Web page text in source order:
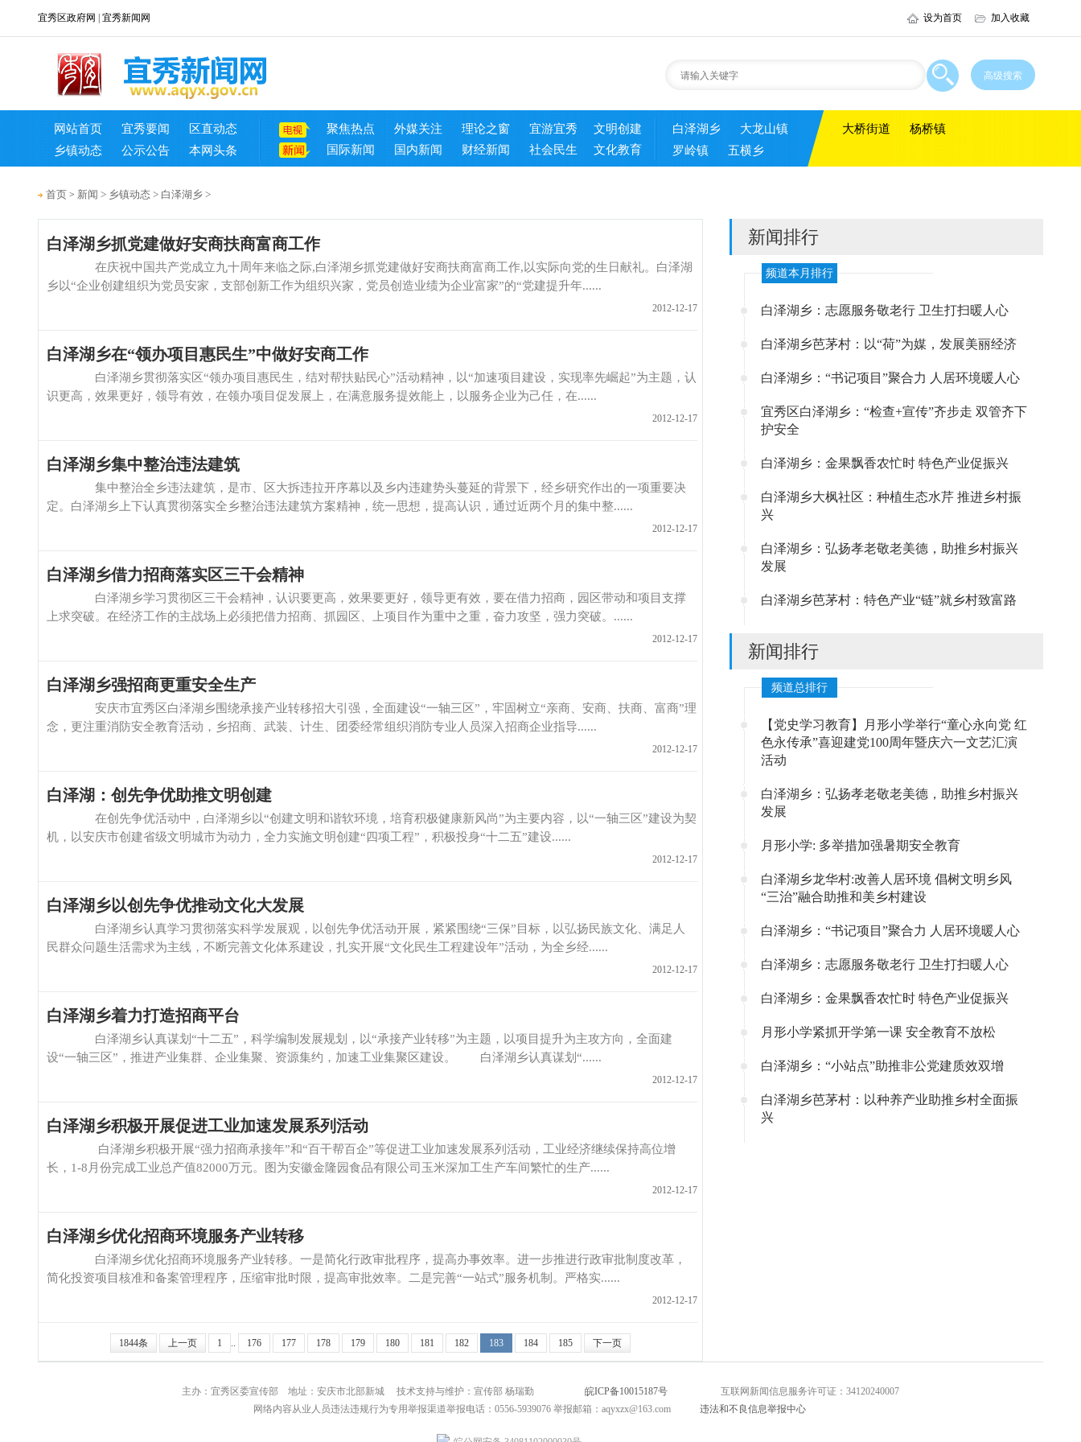
宜秀区政府网 宜秀新闻网 设为首页 加入收藏
网站首页 宜秀要闻
区直动态
乡镇动态
公示公告 本网头条
聚焦热点 外媒关注 理论之窗 宜游宜秀
文明创建
国际新闻
国内新闻 财经新闻 社会民生 文化教育
白泽湖乡
大龙山镇
罗岭镇
五横乡
大桥街道 杨桥镇
首页 > 新闻 > 乡镇动态 > 白泽湖乡 >
白泽湖乡抓党建做好安商扶商富商工作
在庆祝中国共产党成立九十周年来临之际,白泽湖乡抓党建做好安商扶商富商工作,以实际向党的生日献礼。白泽湖
乡以“企业创建组织为党员安家，支部创新工作为组织兴家，党员创造业绩为企业富家”的“党建提升年......
2012-12-17
白泽湖乡在“领办项目惠民生”中做好安商工作
白泽湖乡贯彻落实区“领办项目惠民生，结对帮扶贴民心”活动精神，以“加速项目建设，实现率先崛起”为主题，认
识更高，效果更好，领导有效，在领办项目促发展上，在满意服务提效能上，以服务企业为己任，在......
2012-12-17
白泽湖乡集中整治违法建筑
集中整治全乡违法建筑，是市、区大拆违拉开序幕以及乡内违建势头蔓延的背景下，经乡研究作出的一项重要决
定。白泽湖乡上下认真贯彻落实全乡整治违法建筑方案精神，统一思想，提高认识，通过近两个月的集中整......
2012-12-17
白泽湖乡借力招商落实区三干会精神
白泽湖乡学习贯彻区三干会精神，认识要更高，效果要更好，领导更有效，要在借力招商，园区带动和项目支撑
上求突破。在经济工作的主战场上必须把借力招商、抓园区、上项目作为重中之重，奋力攻坚，强力突破。......
2012-12-17
白泽湖乡强招商更重安全生产
安庆市宜秀区白泽湖乡围绕承接产业转移招大引强，全面建设“一轴三区”，牢固树立“亲商、安商、扶商、富商”理
念，更注重消防安全教育活动，乡招商、武装、计生、团委经常组织消防专业人员深入招商企业指导......
2012-12-17
白泽湖：创先争优助推文明创建
在创先争优活动中，白泽湖乡以“创建文明和谐软环境，培育积极健康新风尚”为主要内容，以“一轴三区”建设为契
机，以安庆市创建省级文明城市为动力，全力实施文明创建“四项工程”，积极投身“十二五”建设......
2012-12-17
白泽湖乡以创先争优推动文化大发展
白泽湖乡认真学习贯彻落实科学发展观，以创先争优活动开展，紧紧围绕“三保”目标，以弘扬民族文化、满足人
民群众问题生活需求为主线，不断完善文化体系建设，扎实开展“文化民生工程建设年”活动，为全乡经......
2012-12-17
白泽湖乡着力打造招商平台
白泽湖乡认真谋划“十二五”，科学编制发展规划，以“承接产业转移”为主题，以项目提升为主攻方向，全面建
设“一轴三区”，推进产业集群、企业集聚、资源集约，加速工业集聚区建设。 白泽湖乡认真谋划“......
2012-12-17
白泽湖乡积极开展促进工业加速发展系列活动
白泽湖乡积极开展“强力招商承接年”和“百干帮百企”等促进工业加速发展系列活动，工业经济继续保持高位增
长，1-8月份完成工业总产值82000万元。图为安徽金隆园食品有限公司玉米深加工生产车间繁忙的生产......
2012-12-17
白泽湖乡优化招商环境服务产业转移
白泽湖乡优化招商环境服务产业转移。一是简化行政审批程序，提高办事效率。进一步推进行政审批制度改革，
简化投资项目核准和备案管理程序，压缩审批时限，提高审批效率。二是完善“一站式”服务机制。严格实......
2012-12-17
1844条 上一页 1 .. 176 177 178 179 180 181 182 183 184 185 下一页
新闻排行
频道本月排行
白泽湖乡：志愿服务敬老行 卫生打扫暖人心
白泽湖乡芭茅村：以“荷”为媒，发展美丽经济
白泽湖乡：“书记项目”聚合力 人居环境暖人心
宜秀区白泽湖乡：“检查+宣传”齐步走 双管齐下
护安全
白泽湖乡：金果飘香农忙时 特色产业促振兴
白泽湖乡大枫社区：种植生态水芹 推进乡村振
兴
白泽湖乡：弘扬孝老敬老美德，助推乡村振兴
发展
白泽湖乡芭茅村：特色产业“链”就乡村致富路
新闻排行
频道总排行
【党史学习教育】月形小学举行“童心永向党 红
色永传承”喜迎建党100周年暨庆六一文艺汇演
活动
白泽湖乡：弘扬孝老敬老美德，助推乡村振兴
发展
月形小学: 多举措加强暑期安全教育
白泽湖乡龙华村:改善人居环境 倡树文明乡风
“三治”融合助推和美乡村建设
白泽湖乡：“书记项目”聚合力 人居环境暖人心
白泽湖乡：志愿服务敬老行 卫生打扫暖人心
白泽湖乡：金果飘香农忙时 特色产业促振兴
月形小学紧抓开学第一课 安全教育不放松
白泽湖乡：“小站点”助推非公党建质效双增
白泽湖乡芭茅村：以种养产业助推乡村全面振
兴
主办：宜秀区委宣传部 地址：安庆市北部新城 技术支持与维护：宣传部 杨瑞勤 皖ICP备10015187号
互联网新闻信息服务许可证：34120240007
网络内容从业人员违法违规行为专用举报渠道举报电话：0556-5939076 举报邮箱：aqyxzx@163.com 违法和不良信息举报中心